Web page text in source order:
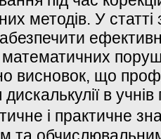
методів. У
математичних
висновок, що
дискалькулії в
і практичне